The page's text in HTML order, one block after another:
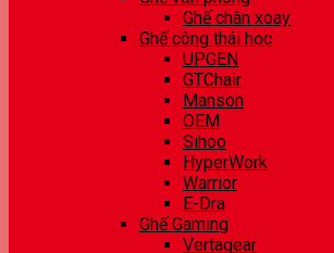
Ghế chân xoay
Ghế công thái học
UPGEN
GTChair
Manson
OEM
Sihoo
HyperWork
Warrior
E-Dra
Ghế Gaming
Vertagear